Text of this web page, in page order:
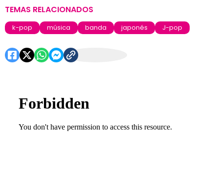
TEMAS RELACIONADOS
k-pop música banda japonés J-pop